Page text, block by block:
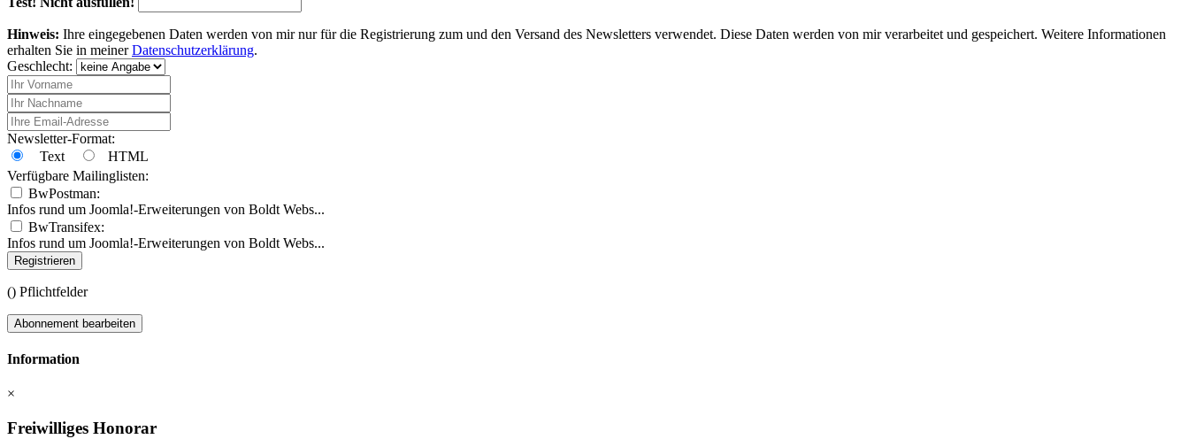
Hinweis: Ihre eingegebenen Daten werden von mir nur für die Registrierung zum und den Versand des Newsletters verwendet. Diese Daten werden von mir verarbeitet und gespeichert. Weitere Informationen
erhalten Sie in meinerDatenschutzerklärung.
Geschlecht:
Newsletter-Format:
Text
HTML
Verfügbare Mailinglisten:
BwPostman:
Infos rund um Joomla!-Erweiterungen von Boldt Webs...
BwTransifex:
Infos rund um Joomla!-Erweiterungen von Boldt Webs...
Registrieren
() Pflichtfelder
Abonnement bearbeiten
Information
×
Freiwilliges Honorar